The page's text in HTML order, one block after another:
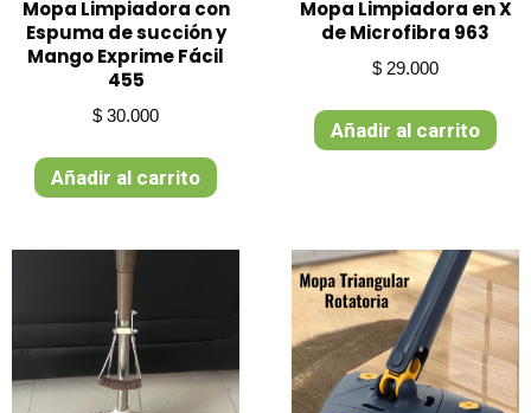
Mopa Limpiadora con
Espuma de succión y
Mango Exprime Fácil
455
$ 30.000
Añadir al carrito
Mopa Limpiadora en X
de Microfibra 963
$ 29.000
Añadir al carrito